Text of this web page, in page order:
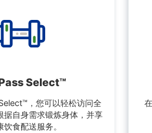
Select™
，您可以轻松访问全
据自身需求锻炼身体，并享
饮食配送服务。